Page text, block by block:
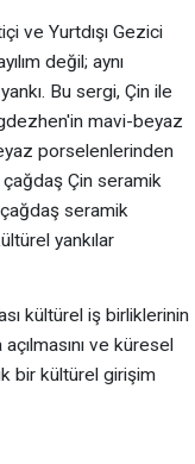
ve Yurtdışı Gezici
değil; aynı
Bu sergi, Çin ile
mavi-beyaz
porselenlerinden
Çin seramik
çağdaş seramik
yankılar
kültürel iş birliklerinin
ve küresel
bir kültürel girişim